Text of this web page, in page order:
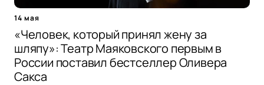
14 мая
«Человек, который принял жену за
шляпу»: Театр Маяковского первым в
России поставил бестселлер Оливера
Сакса